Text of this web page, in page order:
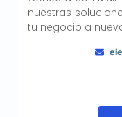
nuestras
tu negocio a